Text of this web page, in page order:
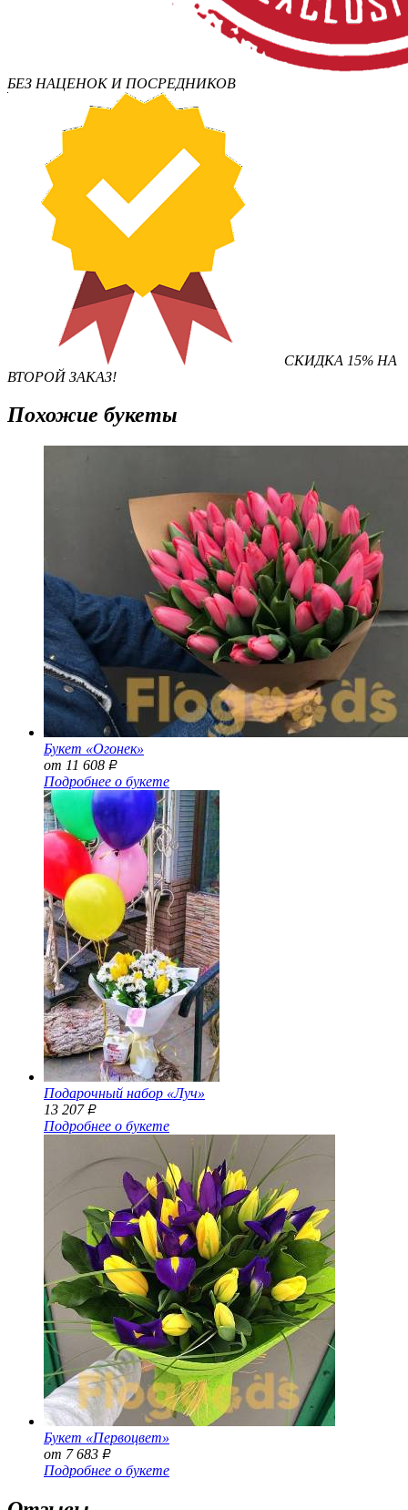
БЕЗ НАЦЕНОК И ПОСРЕДНИКОВ
СКИДКА 15% НА
ВТОРОЙ ЗАКАЗ!
Похожие букеты
Букет «Огонек»
от 11 608 Р
Подробнее о букете
Подарочный набор «Луч»
13 207 Р
Подробнее о букете
Букет «Первоцвет»
от 7 683 Р
Подробнее о букете